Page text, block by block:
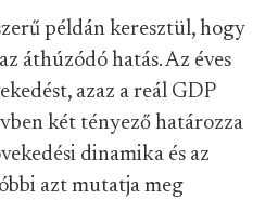
példán keresztül, hogy
áthúzódó hatás. Az éves
azaz a reál GDP
két tényező határozza
dinamika és az
azt mutatja meg